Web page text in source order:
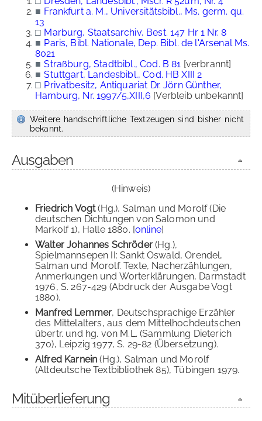
■ Frankfurt a. M., Universitätsbibl., Ms. germ. qu.
13
□ Marburg, Staatsarchiv, Best. 147 Hr 1 Nr. 8
■ Paris, Bibl. Nationale, Dep. Bibl. de l'Arsenal Ms.
8021
■ Straßburg, Stadtbibl., Cod. B 81 [verbrannt]
■ Stuttgart, Landesbibl., Cod. HB XIII 2
□ Privatbesitz, Antiquariat Dr. Jörn Günther,
Hamburg, Nr. 1997/5,XIII,6 [Verbleib unbekannt]
Weitere handschriftliche Textzeugen sind bisher nicht
bekannt.
Ausgaben
(Hinweis)
Friedrich Vogt(Hg.), Salman und Morolf (Die
deutschen Dichtungen von Salomon und
Markolf 1), Halle 1880. [online]
Walter Johannes Schröder (Hg.),
Spielmannsepen II: Sankt Oswald, Orendel,
Salman und Morolf. Texte, Nacherzählungen,
Anmerkungen und Worterklärungen, Darmstadt
1976, S. 267-429 (Abdruck der Ausgabe Vogt
1880).
Manfred Lemmer, Deutschsprachige Erzähler
des Mittelalters, aus dem Mittelhochdeutschen
übertr. und hg. von M.L. (Sammlung Dieterich
370), Leipzig 1977, S. 29-82 (Übersetzung).
Alfred Karnein(Hg.), Salman und Morolf
(Altdeutsche Textbibliothek 85), Tübingen 1979.
Mitüberlieferung